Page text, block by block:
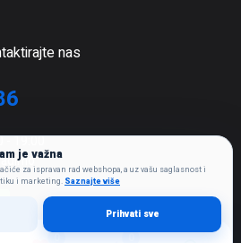
0 0
nas
- 19:00
je važna
za ispravan rad webshopa, a uz vašu saglasnost i
i marketing. Saznajte više
Prihvati sve